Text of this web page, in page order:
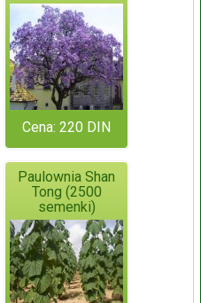
Cena: 220 DIN
Paulownia Shan
Tong (2500
semenki)